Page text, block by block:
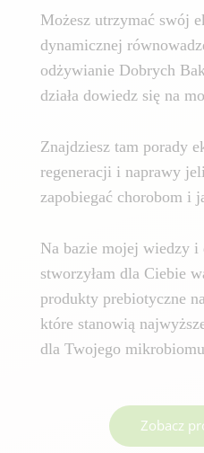
Możesz utrzymać swój
dynamicznej
odżywianie Dobrych
działa dowiedz się na
Znajdziesz tam porady
regeneracji i naprawy
zapobiegać chorobom i
Na bazie mojej wiedzy i
stworzyłam dla Ciebie
produkty prebiotyczne
które stanowią
dla Twojego
Zobacz